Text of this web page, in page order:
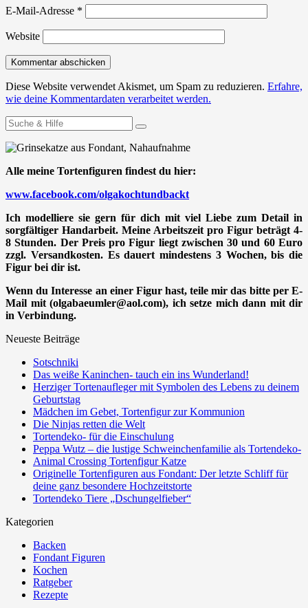
E-Mail-Adresse *
Website
Diese Website verwendet Akismet, um Spam zu reduzieren. Erfahre,
wie deine Kommentardaten verarbeitet werden.
Suchen
nach:
Alle meine Tortenfiguren findest du hier:
www.facebook.com/olgakochtundbackt
Ich modelliere sie gern für dich mit viel Liebe zum Detail in
sorgfältiger Handarbeit. Meine Arbeitszeit pro Figur beträgt 4-
8 Stunden. Der Preis pro Figur liegt zwischen 30 und 60 Euro
zzgl. Versandkosten. Es dauert mindestens 3 Wochen, bis die
Figur bei dir ist.
Wenn du Interesse an einer Figur hast, teile mir das bitte per E-
Mail mit (olgabaeumler@aol.com), ich setze mich dann mit dir
in Verbindung.
Neueste Beiträge
Sotschniki
Das weiße Kaninchen- tauch ein ins Wunderland!
Herziger Tortenaufleger mit Symbolen des Lebens zu deinem
Geburtstag
Mädchen im Gebet, Tortenfigur zur Kommunion
Die Ninjas retten die Welt
Tortendeko- für die Einschulung
Peppa Wutz – die lustige Schweinchenfamilie als Tortendeko-
Animal Crossing Tortenfigur Katze
Originelle Tortenfiguren aus Fondant: Der letzte Schliff für
deine ganz besondere Hochzeitstorte
Tortendeko Tiere „Dschungelfieber“
Kategorien
Backen
Fondant Figuren
Kochen
Ratgeber
Rezepte